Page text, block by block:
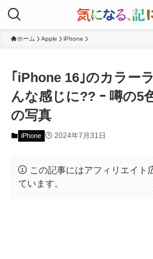
ホーム Apple iPhone
｢iPhone 16｣のカラー
んな感じに?? ｰ 噂の5
の写真
iPhone 2024年7月31日
この記事にはアフィリエイト
ています。